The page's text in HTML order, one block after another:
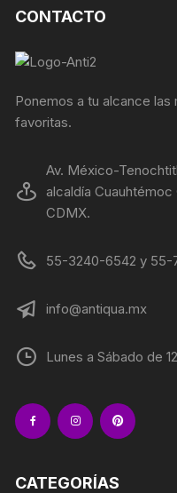
CONTACTO
Ponemos a tu alcance
favoritas.
Av. México-
alcaldía
CDMX.
55-3240-6542 y 55-
info@antiqua.mx
Lunes a Sábado de
CATEGORÍAS